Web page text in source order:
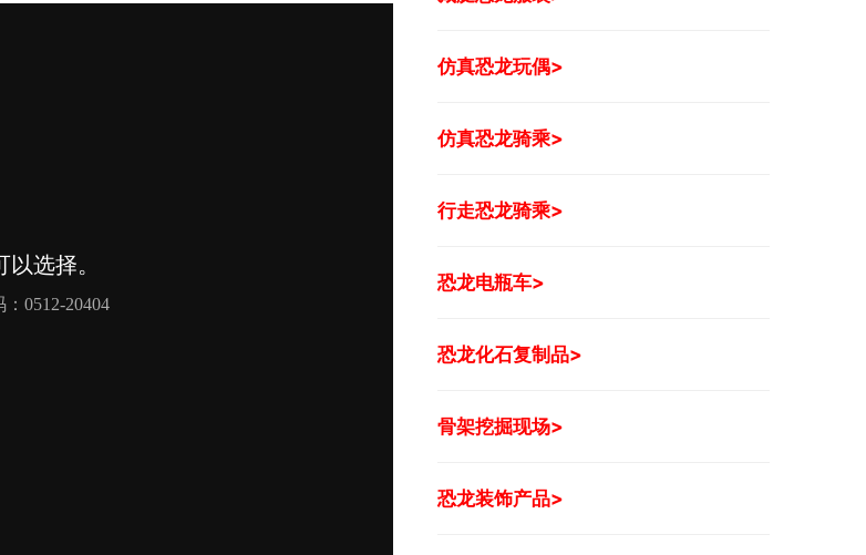
仿真恐龙玩偶>
仿真恐龙骑乘>
行走恐龙骑乘>
恐龙电瓶车>
恐龙化石复制品>
骨架挖掘现场>
恐龙装饰产品>